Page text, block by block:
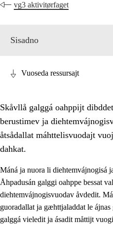
vg3 aktivitørfaget
Sisadno
1. Åhpadusá árvvovuodo
1.1 Almasjárvvo
Identitiehtta ja
Vuoseda ressursajt
Skåvllå galggá oahppijt
berustimev ja
åtsådallat máhttelisvuodajt
dahkat.
Máná ja nuora li diehtemvájnogisá
Åhpadusán galggi oahppe bessat
diehtemvájnogisvuodav åvdedit.
guoradallat ja gæhttjaladdat le
galggá vieledit ja ásadit måttijt